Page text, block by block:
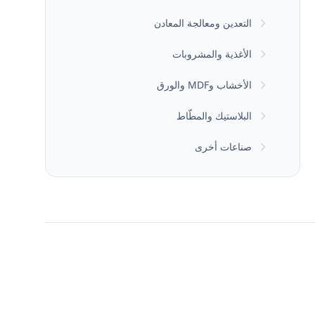
التعدين ومعالجة المعادن
الأغذية والمشروبات
الأخشاب وMDF والورق
البلاستيك والمطّاط
صناعات أخرى